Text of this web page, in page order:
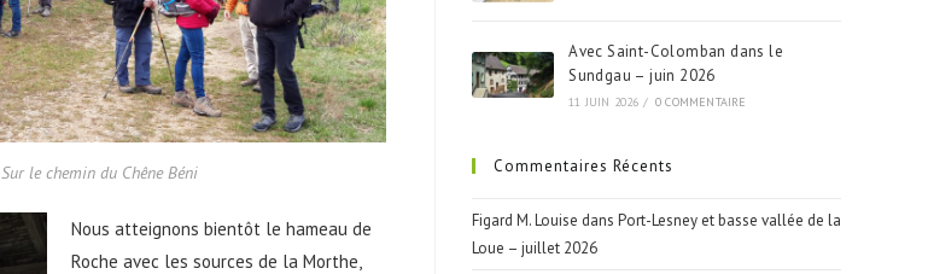
Sur le chemin du Chêne Béni
Nous atteignons bientôt le hameau de
Roche avec les sources de la Morthe,
Avec Saint-Colomban dans le
Sundgau – juin 2026
11 JUIN 2026 / 0 COMMENTAIRE
Commentaires Récents
Figard M. Louise dans Port-Lesney et basse vallée de la
Loue – juillet 2026